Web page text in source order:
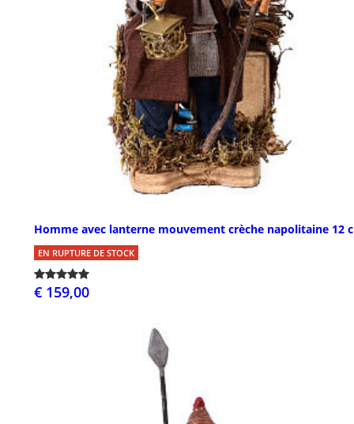
Homme avec lanterne mouvement crèche napolitaine 12
EN RUPTURE DE STOCK
€ 159,00